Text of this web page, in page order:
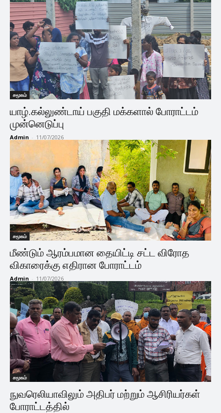
சமூகம்
யாழ்.கல்லுண்டாய் பகுதி மக்களால் போராட்டம்
முன்னெடுப்பு
Admin - 11/07/2026
சமூகம்
மீண்டும் ஆரம்பமான தையிட்டி சட்ட விரோத
விகாரைக்கு எதிரான போராட்டம்
Admin - 11/07/2026
சமூகம்
நுவரெலியாவிலும் அதிபர் மற்றும் ஆசிரியர்கள்
போராட்டத்தில்